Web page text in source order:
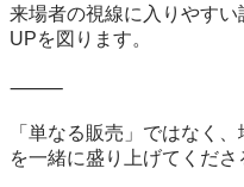
来場者の視線に入りやす
UPを図ります。
⸻
「単なる販売」ではなく
を一緒に盛り上げてくだ